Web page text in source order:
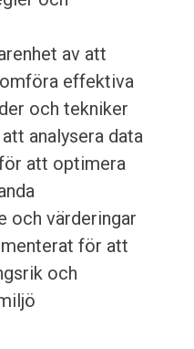
av att
effektiva
och tekniker
analysera data
att optimera
och värderingar
för att
och